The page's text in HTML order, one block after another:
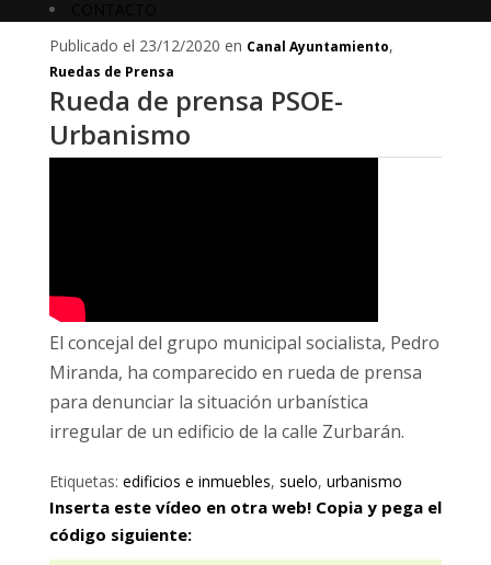
Publicado el 23/12/2020 en Canal Ayuntamiento,
Ruedas de Prensa
Rueda de prensa PSOE-
Urbanismo
El concejal del grupo municipal socialista, Pedro
Miranda, ha comparecido en rueda de prensa
para denunciar la situación urbanística
irregular de un edificio de la calle Zurbarán.
Etiquetas: edificios e inmuebles, suelo, urbanismo
Inserta este vídeo en otra web! Copia y pega el
código siguiente: